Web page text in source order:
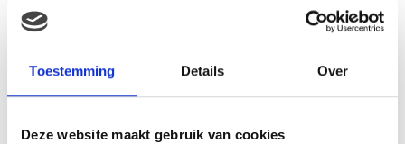
Toestemming Details Over
Deze website maakt gebruik van cookies
FOTO: SAAR KONINGSBERGER